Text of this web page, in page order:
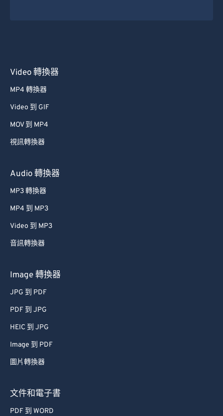
Video 轉換器
MP4 轉換器
Video 到 GIF
MOV 到 MP4
視訊轉換器
Audio 轉換器
MP3 轉換器
MP4 到 MP3
Video 到 MP3
音訊轉換器
Image 轉換器
JPG 到 PDF
PDF 到 JPG
HEIC 到 JPG
Image 到 PDF
圖片轉換器
文件和電子書
PDF 到 WORD